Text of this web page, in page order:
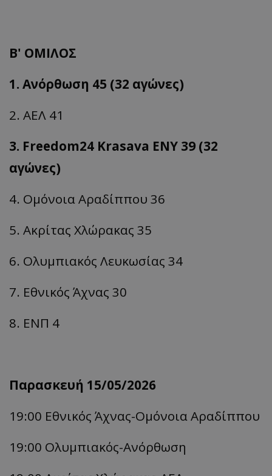
Β' ΟΜΙΛΟΣ
1. Ανόρθωση 45 (32 αγώνες)
2. ΑΕΛ 41
3. Freedom24 Krasava ΕΝΥ 39 (32
αγώνες)
4. ΟμόνοιαΑραδίππου 36
5. Ακρίτας Χλώρακας 35
6. Ολυμπιακός Λευκωσίας 34
7. Εθνικός Άχνας 30
8. ΕΝΠ 4
Παρασκευή 15/05/2026
19:00 Εθνικός Άχνας-ΟμόνοιαΑραδίππου
19:00 Ολυμπιακός-Ανόρθωση